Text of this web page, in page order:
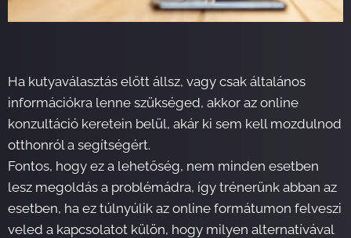
Ha kutyaválasztás előtt állsz, vagy csak általános
információkra lenne szükséged, akkor az online
konzultáció keretein belül, akár ki sem kell mozdulnod
otthonról a segítségért.
Fontos, hogy ez a lehetőség, nem minden esetben
lesz megoldás a problémádra, így trénerünk abban az
esetben, ha ez túlnyúlik az online formátumon felveszi
veled a kapcsolatot külön, hogy milyen alternatívával